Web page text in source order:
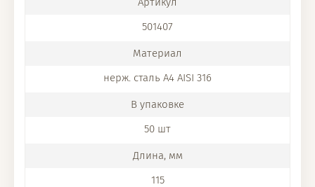
501407
нерж. сталь A4 AISI 316
50 шт
115